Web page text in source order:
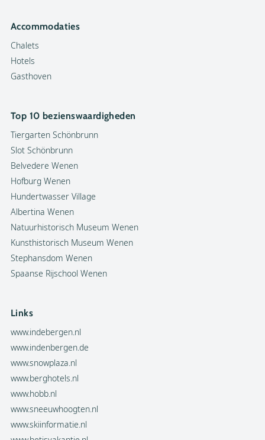
Accommodaties
Chalets
Hotels
Gasthoven
Top 10 bezienswaardigheden
Tiergarten Schönbrunn
Slot Schönbrunn
Belvedere Wenen
Hofburg Wenen
Hundertwasser Village
Albertina Wenen
Natuurhistorisch Museum Wenen
Kunsthistorisch Museum Wenen
Stephansdom Wenen
Spaanse Rijschool Wenen
Links
www.indebergen.nl
www.indenbergen.de
www.snowplaza.nl
www.berghotels.nl
www.hobb.nl
www.sneeuwhoogten.nl
www.skiinformatie.nl